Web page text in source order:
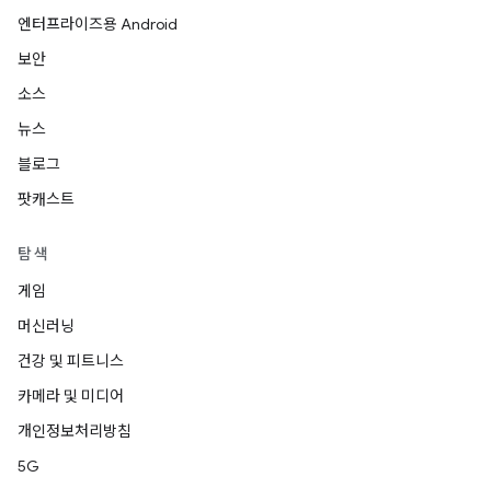
엔터프라이즈용 Android
보안
소스
뉴스
블로그
팟캐스트
탐색
게임
머신러닝
건강 및 피트니스
카메라 및 미디어
개인정보처리방침
5G